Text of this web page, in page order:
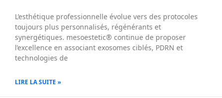
L’esthétique professionnelle évolue vers des protocoles
toujours plus personnalisés, régénérants et
synergétiques. mesoestetic® continue de proposer
l’excellence en associant exosomes ciblés, PDRN et
technologies de
LIRE LA SUITE »